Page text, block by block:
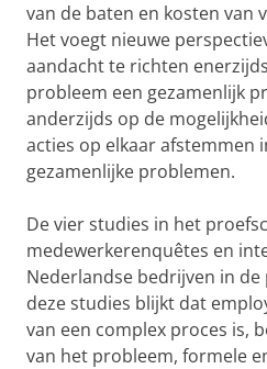
van de baten en kosten van
Het voegt nieuwe
aandacht te richten
probleem een gezamenlijk
anderzijds op de
acties op elkaar afstemmen
gezamenlijke problemen.
De vier studies in het
medewerkerenquêtes en
Nederlandse bedrijven in
deze studies blijkt dat
van een complex proces is,
van het probleem, formele